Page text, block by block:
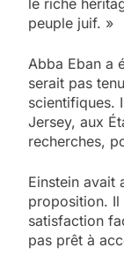
peuple juif. »
Abba Eban a
serait pas
scientifiques.
Jersey, aux
recherches,
Einstein avait
proposition. Il
satisfaction
pas prêt à